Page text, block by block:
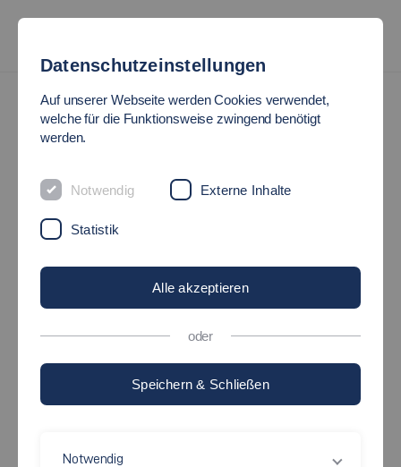
SCHÜLER-INGENIEUR-
AKADEMIE
Campus Esslingen
Datenschutzeinstellungen
Auf unserer Webseite werden Cookies verwendet,
welche für die Funktionsweise zwingend benötigt
werden.
Notwendig Externe Inhalte
Statistik
Alle akzeptieren
oder
Speichern & Schließen
Notwendig